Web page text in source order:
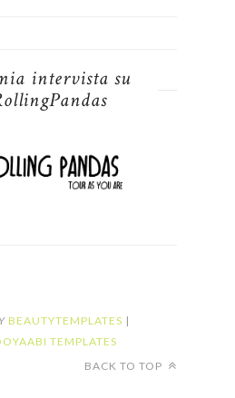
intervista su
BEAUTYTEMPLATES |
TEMPLATES
BACK TO TOP